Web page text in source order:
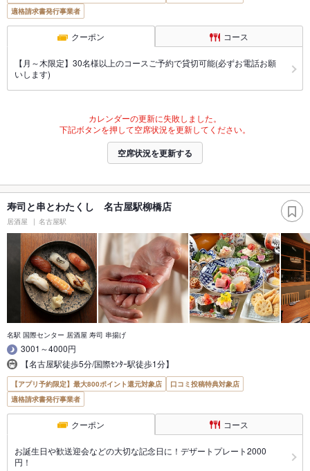
適格請求書発行事業者
クーポン コース
【月～木限定】30名様以上のコースご予約で貸切可能(必ずお電話お願
いします)
カレンダーの更新に失敗しました。
下記ボタンを押して空席状況を更新してください。
空席状況を更新する
寿司と串とわたくし 名古屋駅柳橋店
居酒屋 名古屋駅
名駅 国際センター 居酒屋 寿司 串揚げ
3001～4000円
【名古屋駅徒歩5分/国際ｾﾝﾀｰ駅徒歩1分】
【アプリ予約限定】最大800ポイント還元対象店
口コミ投稿特典対象店
適格請求書発行事業者
クーポン コース
お誕生日や歓送迎会などの大切な記念日に！デザートプレート2000
円！